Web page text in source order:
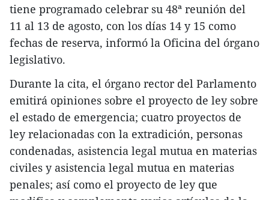
tiene programado celebrar su 48ª reunión del
11 al 13 de agosto, con los días 14 y 15 como
fechas de reserva, informó la Oficina del órgano
legislativo.
Durante la cita, el órgano rector del Parlamento
emitirá opiniones sobre el proyecto de ley sobre
el estado de emergencia; cuatro proyectos de
ley relacionadas con la extradición, personas
condenadas, asistencia legal mutua en materias
civiles y asistencia legal mutua en materias
penales; así como el proyecto de ley que